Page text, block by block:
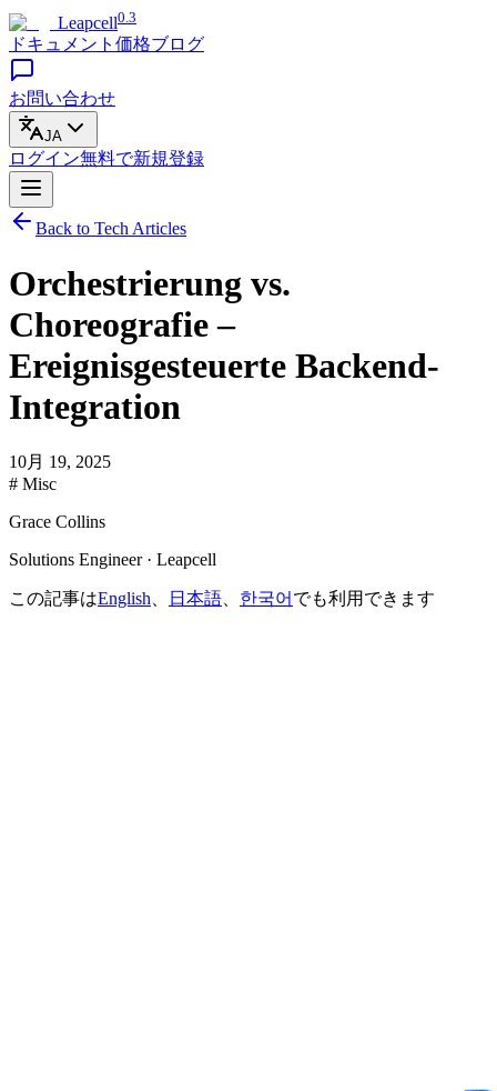
Leapcell0.3
ドキュメント 価格ブログ
お問い合わせ
JA
ログイン無料で新規登録
Back to Tech Articles
Orchestrierung vs.
Choreografie –
Ereignisgesteuerte Backend-
Integration
10月 19, 2025
# Misc
Grace Collins
Solutions Engineer · Leapcell
この記事はEnglish 日本語 한국어 でも利用できます